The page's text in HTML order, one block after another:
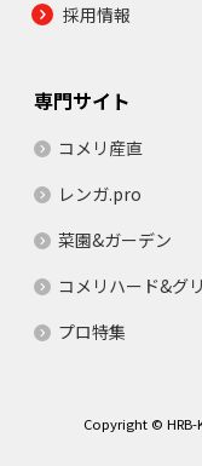
採用情報
専門サイト
コメリ産直
レンガ.pro
菜園&ガーデン
コメリハード&グ
プロ特集
Copyright © HRB-